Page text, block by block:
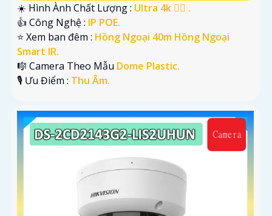
☀️ Hình Ành Chất Lượng : Ultra 4k 👍🏾 .
👍 Công Nghệ : IP POE.
⭐ Xem ban đêm : Hồng Ngoại 40m Hồng Ngoại
Smart IR.
🎼️ Camera Theo Mẫu Dome Plastic.
️🎙 Ưu Điểm : Thu Âm.